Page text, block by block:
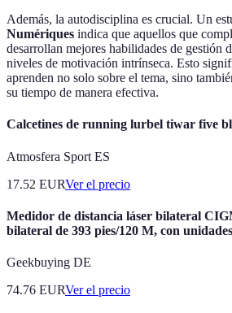
Además, la autodisciplina es crucial. Un
Numériques indica que aquellos que
desarrollan mejores habilidades de gestión
niveles de motivación intrínseca. Esto
aprenden no solo sobre el tema, sino
su tiempo de manera efectiva.
Calcetines de running lurbel tiwar five
Atmosfera Sport ES
17.52 EURVer el precio
Medidor de distancia láser bilateral
bilateral de 393 pies/120 M, con
Geekbuying DE
74.76 EURVer el precio